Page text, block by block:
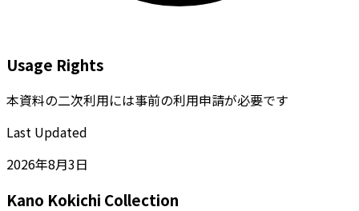
Usage Rights
本資料の二次利用には事前の利用申請が必要です
Last Updated
2026年8月3日
Kano Kokichi Collection